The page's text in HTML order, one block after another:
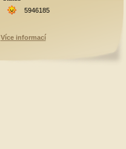
5946185
Více informací